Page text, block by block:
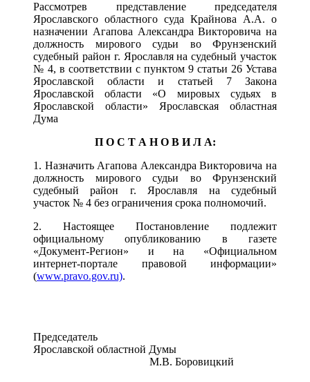
Рассмотрев представление председателя
Ярославского областного суда Крайнова А.А. о
назначении Агапова Александра Викторовича на
должность мирового судьи во Фрунзенский
судебный район г. Ярославля на судебный участок
№ 4, в соответствии с пунктом 9 статьи 26 Устава
Ярославской области и статьей 7 Закона
Ярославской области «О мировых судьях в
Ярославской области» Ярославская областная
Дума
П О С Т А Н О В И Л А:
1. Назначить Агапова Александра Викторовича на
должность мирового судьи во Фрунзенский
судебный район г. Ярославля на судебный
участок № 4 без ограничения срока полномочий.
2. Настоящее Постановление подлежит
официальному опубликованию в газете
«Документ-Регион» и на «Официальном
интернет-портале правовой информации»
(www.pravo.gov.ru).
Председатель
Ярославской областной Думы
М.В. Боровицкий